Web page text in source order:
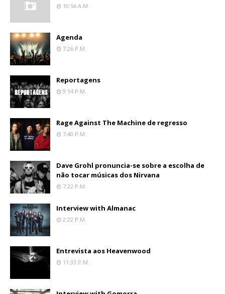
10:56 A.m.
Agenda
7:26 P.m.
Reportagens
9:14 P.m.
Rage Against The Machine de regresso
7:40 P.m.
Dave Grohl pronuncia-se sobre a escolha de
não tocar músicas dos Nirvana
7:22 P.m.
Interview with Almanac
2:22 P.m.
Entrevista aos Heavenwood
11:33 P.m.